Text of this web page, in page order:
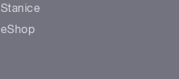
Stanice
eShop